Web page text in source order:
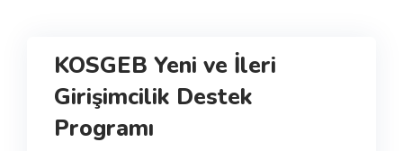
KOSGEB Yeni ve İleri
Girişimcilik Destek
Programı